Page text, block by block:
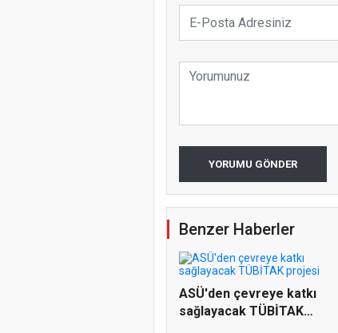
YORUMU GÖNDER
Benzer Haberler
ASÜ'den çevreye katkı
sağlayacak TÜBİTAK